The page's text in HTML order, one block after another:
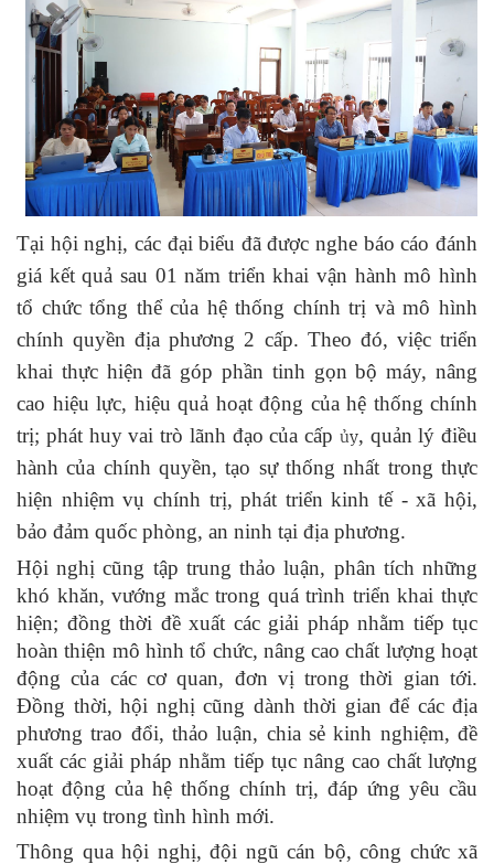
Tại hội nghị, các đại biểu đã được nghe báo cáo đánh
giá kết quả sau 01 năm triển khai vận hành mô hình
tổ chức tổng thể của hệ thống chính trị và mô hình
chính quyền địa phương 2 cấp. Theo đó, việc triển
khai thực hiện đã góp phần tinh gọn bộ máy, nâng
cao hiệu lực, hiệu quả hoạt động của hệ thống chính
trị; phát huy vai trò lãnh đạo của cấp ủy, quản lý điều
hành của chính quyền, tạo sự thống nhất trong thực
hiện nhiệm vụ chính trị, phát triển kinh tế - xã hội,
bảo đảm quốc phòng, an ninh tại địa phương.
Hội nghị cũng tập trung thảo luận, phân tích những
khó khăn, vướng mắc trong quá trình triển khai thực
hiện; đồng thời đề xuất các giải pháp nhằm tiếp tục
hoàn thiện mô hình tổ chức, nâng cao chất lượng hoạt
động của các cơ quan, đơn vị trong thời gian tới.
Đồng thời, hội nghị cũng dành thời gian để các địa
phương trao đổi, thảo luận, chia sẻ kinh nghiệm, đề
xuất các giải pháp nhằm tiếp tục nâng cao chất lượng
hoạt động của hệ thống chính trị, đáp ứng yêu cầu
nhiệm vụ trong tình hình mới.
Thông qua hội nghị, đội ngũ cán bộ, công chức xã